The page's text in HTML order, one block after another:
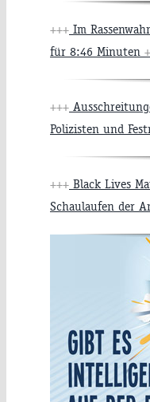
+++ Im
für 8:46 Minuten
+++
Polizisten und
+++ Black Lives
Schaulaufen der